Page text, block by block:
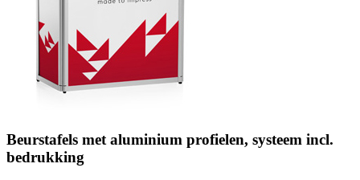
Beurstafels met aluminium profielen, systeem incl.
bedrukking